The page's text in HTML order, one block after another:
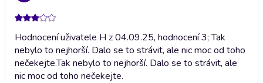
Hodnocení uživatele H z 04.09.25, hodnocení 3; Tak
nebylo to nejhorší. Dalo se to strávit, ale nic moc od toho
nečekejte.Tak nebylo to nejhorší. Dalo se to strávit, ale
nic moc od toho nečekejte.